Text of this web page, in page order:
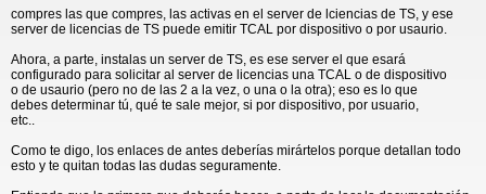
compres las que compres, las activas en el server de lciencias de TS, y ese
server de licencias de TS puede emitir TCAL por dispositivo o por usaurio.
Ahora, a parte, instalas un server de TS, es ese server el que esará
configurado para solicitar al server de licencias una TCAL o de dispositivo
o de usaurio (pero no de las 2 a la vez, o una o la otra); eso es lo que
debes determinar tú, qué te sale mejor, si por dispositivo, por usuario,
etc..
Como te digo, los enlaces de antes deberías mirártelos porque detallan todo
esto y te quitan todas las dudas seguramente.